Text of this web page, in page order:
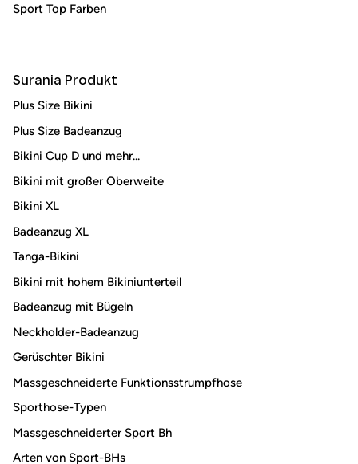
Sport Top Farben
Surania Produkt
Plus Size Bikini
Plus Size Badeanzug
Bikini Cup D und mehr...
Bikini mit großer Oberweite
Bikini XL
Badeanzug XL
Tanga-Bikini
Bikini mit hohem Bikiniunterteil
Badeanzug mit Bügeln
Neckholder-Badeanzug
Gerüschter Bikini
Massgeschneiderte Funktionsstrumpfhose
Sporthose-Typen
Massgeschneiderter Sport Bh
Arten von Sport-BHs